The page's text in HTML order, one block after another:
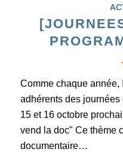
Comme chaque année,
adhérents des
15 et 16 octobre
vend la doc" Ce thème
documentaire…